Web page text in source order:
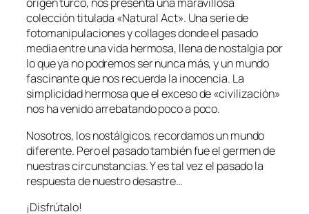
colección titulada «Natural Act». Una serie de
fotomanipulaciones y collages donde el pasado
media entre una vida hermosa, llena de nostalgia por
lo que ya no podremos ser nunca más, y un mundo
fascinante que nos recuerda la inocencia. La
simplicidad hermosa que el exceso de «civilización»
nos ha venido arrebatando poco a poco.
Nosotros, los nostálgicos, recordamos un mundo
diferente. Pero el pasado también fue el germen de
nuestras circunstancias. Y es tal vez el pasado la
respuesta de nuestro desastre…
¡Disfrútalo!